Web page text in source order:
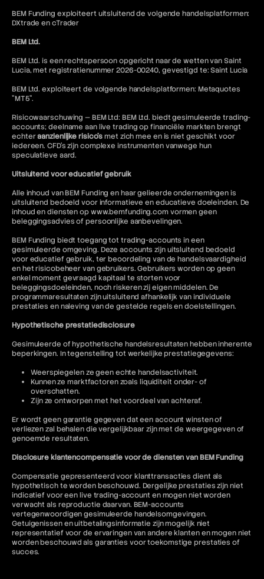
BEM Funding exploiteert uitsluitend de volgende handelsplatformen:
DXtrade en cTrader
BEM Ltd.
BEM Ltd. is een rechtspersoon opgericht naar de wetten van Saint
Lucia, met registratienummer 2026-00240, gevestigd te: Saint Lucia
BEM Ltd. exploiteert de volgende handelsplatformen: Metaquotes
"MT5".
Risicowaarschuwing — BEM Ltd: BEM Ltd. biedt gesimuleerde trading-
accounts; deelname aan live trading op financiële markten brengt
echteraanzienlijke risico'smet zich mee en is niet geschikt voor
iedereen. CFD's zijn complexe instrumenten vanwege hun
speculatieve aard.
Uitsluitend voor educatief gebruik
Alle inhoud van BEM Funding en haar gelieerde ondernemingen is
uitsluitend bedoeld voor informatieve en educatieve doeleinden. De
inhoud en diensten op www.bemfunding.com vormen geen
beleggingsadvies of persoonlijke aanbevelingen.
BEM Funding biedt toegang tot trading-accounts in een
gesimuleerde omgeving. Deze accounts zijn uitsluitend bedoeld
voor educatief gebruik, ter beoordeling van de handelsvaardigheid
en het risicobeheer van gebruikers. Gebruikers worden op geen
enkel moment gevraagd kapitaal te storten voor
beleggingsdoeleinden, noch riskeren zij eigen middelen. De
programmaresultaten zijn uitsluitend afhankelijk van individuele
prestaties en naleving van de gestelde regels en doelstellingen.
Hypothetische prestatiedisclosure
Gesimuleerde of hypothetische handelsresultaten hebben inherente
beperkingen. In tegenstelling tot werkelijke prestatiegegevens:
Weerspiegelen ze geen echte handelsactiviteit.
Kunnen ze marktfactoren zoals liquiditeit onder- of
overschatten.
Zijn ze ontworpen met het voordeel van achteraf.
Er wordt geen garantie gegeven dat een account winsten of
verliezen zal behalen die vergelijkbaar zijn met de weergegeven of
genoemde resultaten.
Disclosure klantencompensatie voor de diensten van BEM Funding
Compensatie gepresenteerd voor klanttransacties dient als
hypothetisch te worden beschouwd. Dergelijke prestaties zijn niet
indicatief voor een live trading-account en mogen niet worden
verwacht als reproductie daarvan. BEM-accounts
vertegenwoordigen gesimuleerde handelsomgevingen.
Getuigenissen en uitbetalingsinformatie zijn mogelijk niet
representatief voor de ervaringen van andere klanten en mogen niet
worden beschouwd als garanties voor toekomstige prestaties of
succes.